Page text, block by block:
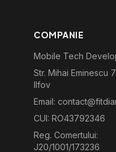
COMPANIE
Mobile Tech
Str. Mihai Eminescu
Ilfov
Email:
CUI: RO43792346
Reg. Comertului:
J20/1001/173236